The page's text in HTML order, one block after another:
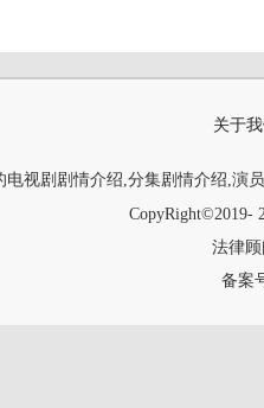
关于
电视剧剧情介绍,分集剧情介绍,演
CopyRight©2019-
法律
备案